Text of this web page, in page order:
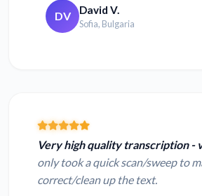
DV David V.
Sofia, Bulgaria
Very high quality transcription -
only took a quick scan/sweep to
correct/clean up the text.